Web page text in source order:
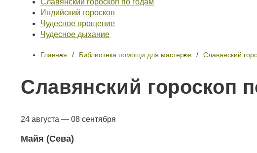
Славянский гороскоп по годам
Индийский гороскоп
Чудесное прощение
Чудесное дыхание
Главная Библиотека помощи для мастеров Славянский
Славянский гороскоп
24 августа — 08 сентября
Майя (Сева)